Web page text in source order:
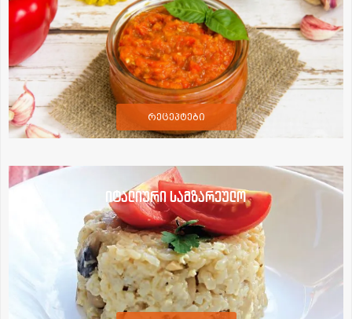
რეცეპტები
იტალიური სამზარეულო